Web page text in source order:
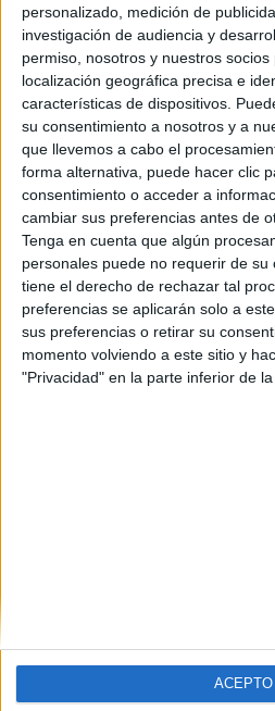
personalizado, medición de
investigación de audiencia y
permiso, nosotros y nuestros
localización geográfica precisa e
características de dispositivos.
su consentimiento a nosotros y a
que llevemos a cabo el
forma alternativa, puede hacer clic
consentimiento o acceder a
cambiar sus preferencias antes de
Tenga en cuenta que algún
personales puede no requerir de
tiene el derecho de rechazar tal
preferencias se aplicarán solo a
sus preferencias o retirar su
momento volviendo a este sitio y
"Privacidad" en la parte inferior de la
ACEPTO
Peso:
3
Duración:
1.0 años
Créditos ECTS:
60
Web: Máster Universitario en
Código Externo:
778261
leer más
Máster
Gestión de
Turísticos
Impartido en: